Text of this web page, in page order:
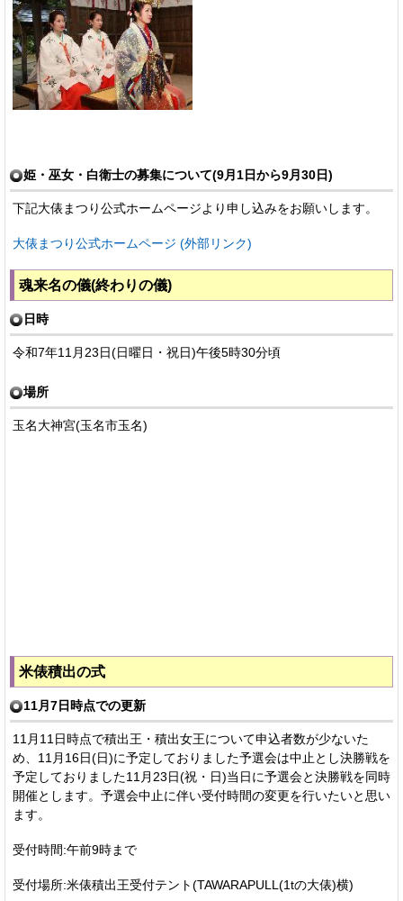
姫・巫女・白衛士の募集について(9月1日から9月30日)
下記大俵まつり公式ホームページより申し込みをお願いします。
大俵まつり公式ホームページ (外部リンク)
魂来名の儀(終わりの儀)
日時
令和7年11月23日(日曜日・祝日)午後5時30分頃
場所
玉名大神宮(玉名市玉名)
米俵積出の式
11月7日時点での更新
11月11日時点で積出王・積出女王について申込者数が少ないた
め、11月16日(日)に予定しておりました予選会は中止とし決勝戦を
予定しておりました11月23日(祝・日)当日に予選会と決勝戦を同時
開催とします。予選会中止に伴い受付時間の変更を行いたいと思い
ます。
受付時間:午前9時まで
受付場所:米俵積出王受付テント(TAWARAPULL(1tの大俵)横)